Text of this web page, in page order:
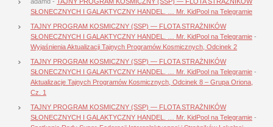
SŁONECZNYCH I GALAKTYCZNY HANDEL. … Mr. KidPool na Telegramie
TAJNY PROGRAM KOSMICZNY (SSP) — FLOTA STRAŻNIKÓW
SŁONECZNYCH I GALAKTYCZNY HANDEL. … Mr. KidPool na Telegramie -
Wyjaśnienia Aktualizacji Tajnych Programów Kosmicznych, Odcinek 2
TAJNY PROGRAM KOSMICZNY (SSP) — FLOTA STRAŻNIKÓW
SŁONECZNYCH I GALAKTYCZNY HANDEL. … Mr. KidPool na Telegramie -
Aktualizacje Tajnych Programów Kosmicznych, Odcinek 8 – Grupa Oriona,
Cz. 1
TAJNY PROGRAM KOSMICZNY (SSP) — FLOTA STRAŻNIKÓW
SŁONECZNYCH I GALAKTYCZNY HANDEL. … Mr. KidPool na Telegramie -